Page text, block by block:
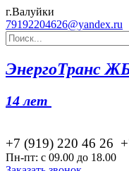
г.Валуйки
79192204626@yandex.ru
ЭнергоТранс
14 лет
+7 (919) 220 46 26
Пн-пт: с 09.00 до 18.00